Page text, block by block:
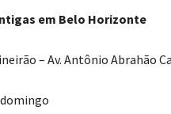
em Belo Horizonte
– Av. Antônio Abrahão